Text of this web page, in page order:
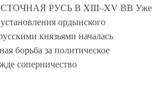
РУСЬ В XIII–XV ВВ Уже
ордынского
князьями началась
борьба за политическое
соперничество